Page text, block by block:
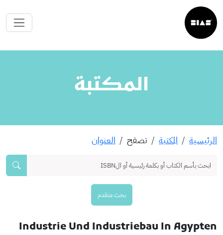
المكتبة
الرئيسية المكتبة تصفح العنوان
بحث متقدم
Industrie Und Industriebau In Agypten